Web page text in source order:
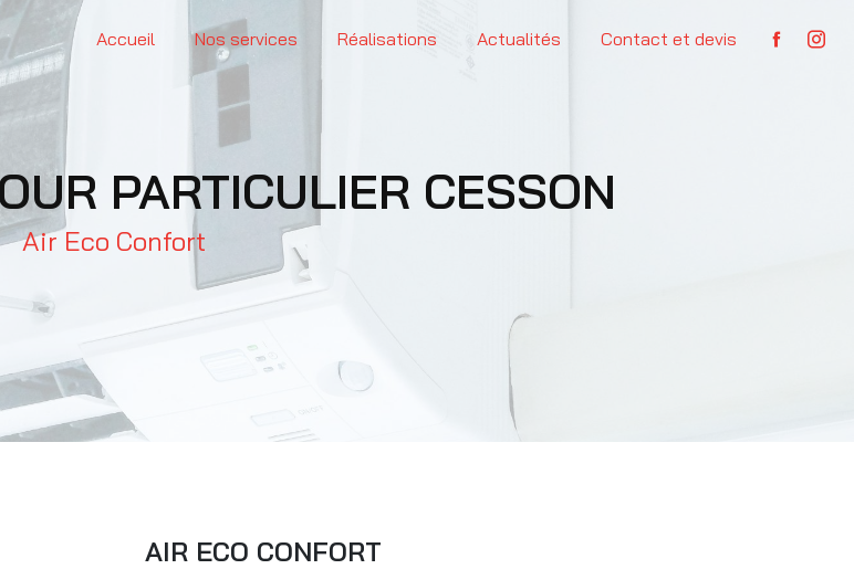
Accueil Nos services Réalisations Actualités Contact et devis
PARTICULIER CESSON
Air Eco Confort
AIR ECO CONFORT